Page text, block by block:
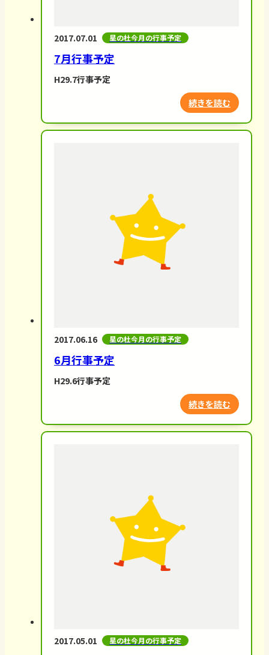
2017.07.01 星の杜今月の行事予定
7月行事予定
H29.7行事予定
続きを読む
2017.06.16 星の杜今月の行事予定
6月行事予定
H29.6行事予定
続きを読む
2017.05.01 星の杜今月の行事予定